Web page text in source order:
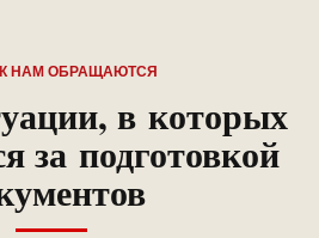
К НАМ ОБРАЩАЮТСЯ
в которых
за подготовкой